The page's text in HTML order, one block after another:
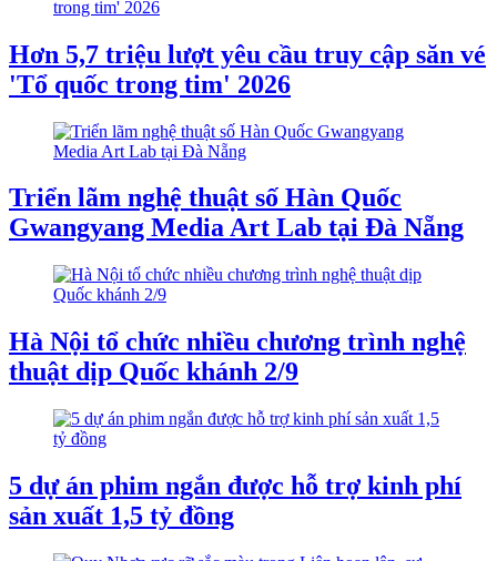
Hơn 5,7 triệu lượt yêu cầu truy cập săn vé
'Tổ quốc trong tim' 2026
Triển lãm nghệ thuật số Hàn Quốc
Gwangyang Media Art Lab tại Đà Nẵng
Hà Nội tổ chức nhiều chương trình nghệ
thuật dịp Quốc khánh 2/9
5 dự án phim ngắn được hỗ trợ kinh phí
sản xuất 1,5 tỷ đồng